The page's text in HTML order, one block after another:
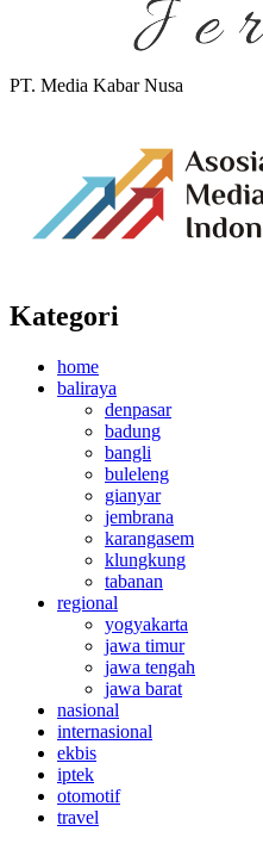
PT. Media Kabar Nusa
Kategori
home
baliraya
denpasar
badung
bangli
buleleng
gianyar
jembrana
karangasem
klungkung
tabanan
regional
yogyakarta
jawa timur
jawa tengah
jawa barat
nasional
internasional
ekbis
iptek
otomotif
travel